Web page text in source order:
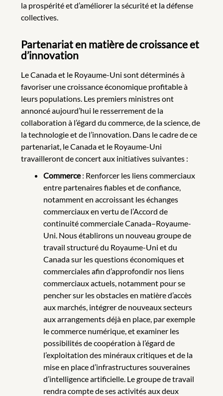
la prospérité et d’améliorer la sécurité et la défense
collectives.
Partenariat en matière de croissance et
d’innovation
Le Canada et le Royaume-Uni sont déterminés à
favoriser une croissance économique profitable à
leurs populations. Les premiers ministres ont
annoncé aujourd’hui le resserrement de la
collaboration à l’égard du commerce, de la science, de
la technologie et de l’innovation. Dans le cadre de ce
partenariat, le Canada et le Royaume-Uni
travailleront de concert aux initiatives suivantes :
Commerce: Renforcer les liens commerciaux
entre partenaires fiables et de confiance,
notamment en accroissant les échanges
commerciaux en vertu de l’Accord de
continuité commerciale Canada–Royaume-
Uni. Nous établirons un nouveau groupe de
travail structuré du Royaume-Uni et du
Canada sur les questions économiques et
commerciales afin d’approfondir nos liens
commerciaux actuels, notamment pour se
pencher sur les obstacles en matière d’accès
aux marchés, intégrer de nouveaux secteurs
aux arrangements déjà en place, par exemple
le commerce numérique, et examiner les
possibilités de coopération à l’égard de
l’exploitation des minéraux critiques et de la
mise en place d’infrastructures souveraines
d’intelligence artificielle. Le groupe de travail
rendra compte de ses activités aux deux